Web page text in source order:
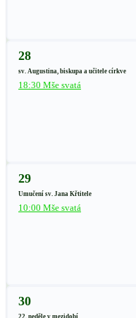
28
sv. Augustina, biskupa a učitele církve
18:30 Mše svatá
29
Umučení sv. Jana Křtitele
10:00 Mše svatá
30
22. neděle v mezidobí